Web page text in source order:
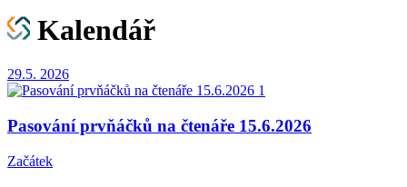
Kalendář
29.5. 2026
Pasování prvňáčků na čtenáře 15.6.2026
Začátek